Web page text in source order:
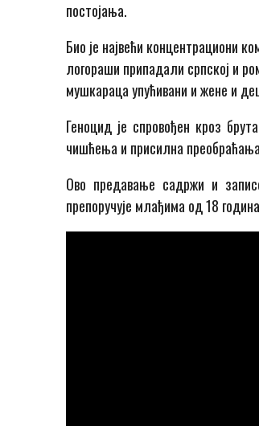
постојања.
Био је највећи концентрациони
логораши припадали српској и
мушкараца упућивани и жене и
Геноцид је спровођен кроз
чишћења и присилна
Ово предавање садржи и
препоручује млађима од 18